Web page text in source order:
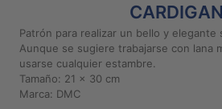
Privacidad
Políticas
Compra
Patrón para realizar un bello y elegante
Aunque se sugiere trabajarse con lana
usarse cualquier estambre.
Tamaño: 21 x 30 cm
Marca: DMC